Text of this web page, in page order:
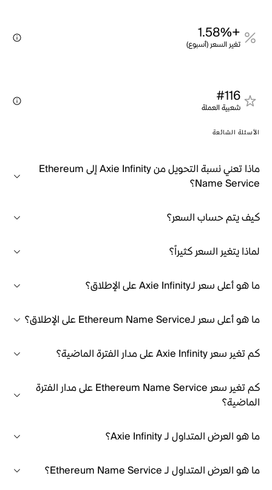
+1.58%
تغير السعر (أسبوع)
#116
شعبية العملة
الأسئلة الشائعة
ماذا تعني نسبة التحويل من Axie Infinity إلى Ethereum
Name Service؟
كيف يتم حساب السعر؟
لماذا يتغير السعر كثيراً؟
ما هو أعلى سعر لـAxie Infinity على الإطلاق؟
ما هو أعلى سعر لـEthereum Name Service على الإطلاق؟
كم تغير سعر Axie Infinity على مدار الفترة الماضية؟
كم تغير سعر Ethereum Name Service على مدار الفترة
الماضية؟
ما هو العرض المتداول لـ Axie Infinity؟
ما هو العرض المتداول لـ Ethereum Name Service؟